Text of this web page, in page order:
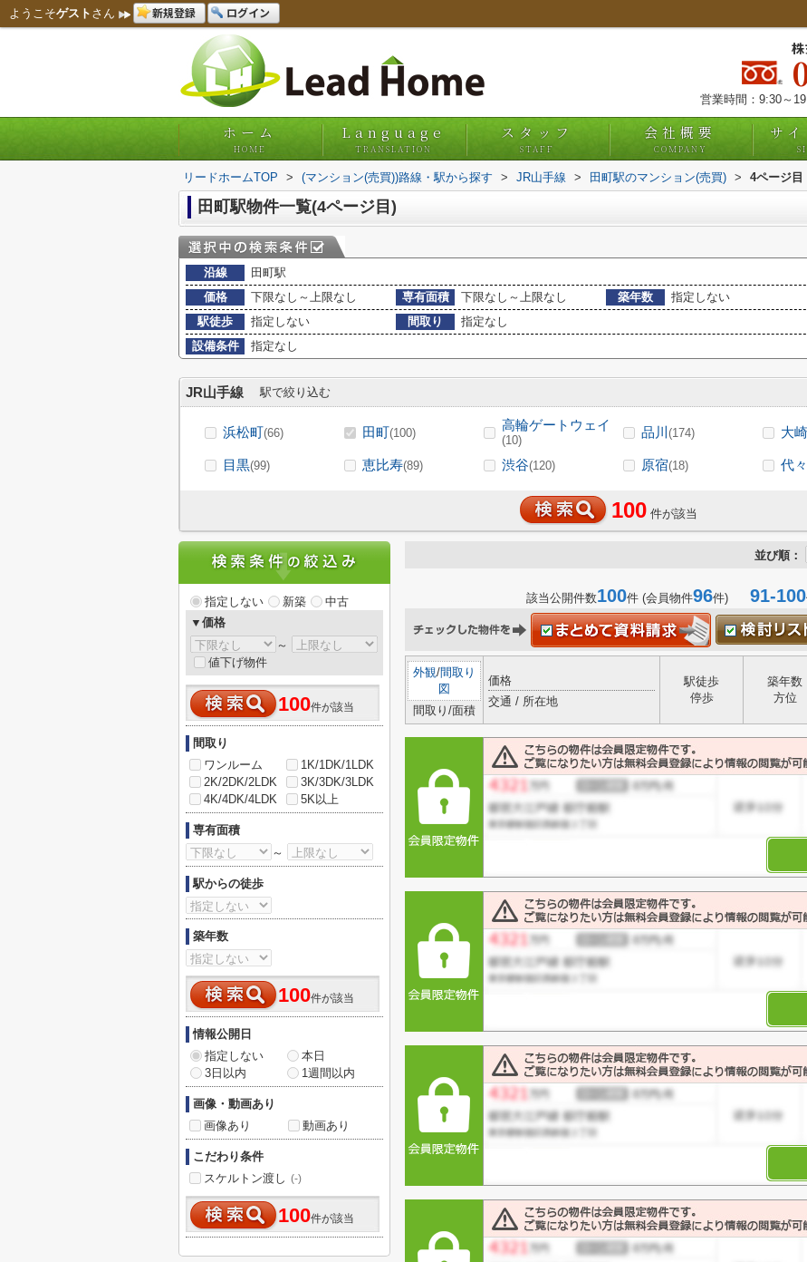
ようこそゲスト さん 新規登録 ログイン
営業時間：9:30～
ホーム
HOME
Language
TRANSLATION
スタッフ
STAFF
会社概要
COMPANY
サ
リードホームTOP > (マンション(売買))路線・駅から探す > JR山手線 > 田町駅のマンション(売買) > 4ページ目
田町駅物件一覧(4ページ目)
沿線
田町駅
価格
下限なし～上限なし 専有面積 下限なし～上限なし 築年数
指定しない
駅徒歩
指定しない 間取り
指定なし
設備条件
指定なし
JR山手線 駅で絞り込む
浜松町(66) 田町(100)
高輪ゲートウェイ
(10)
品川 (174) 大崎
目黒(99) 恵比寿(89) 渋谷(120) 原宿(18) 代
100 件が該当
並び順：
該当公開件数100件 (会員物件96件) 91-100
外観/間取り
図
間取り/面積
価格
交通 / 所在地
駅徒歩
停歩
築年数
方位
指定しない 新築
中古
▼価格
～
値下げ物件
100件が該当
間取り
ワンルーム
1K/1DK/1LDK
2K/2DK/2LDK
3K/3DK/3LDK
4K/4DK/4LDK
5K以上
専有面積
～
駅からの徒歩
築年数
100件が該当
情報公開日
指定しない
本日
3日以内
1週間以内
画像・動画あり
画像あり
動画あり
こだわり条件
スケルトン渡し (-)
100件が該当